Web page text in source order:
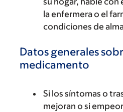
la enfermera o el
condiciones de
Datos generales
medicamento
Si los síntomas o
mejoran o si